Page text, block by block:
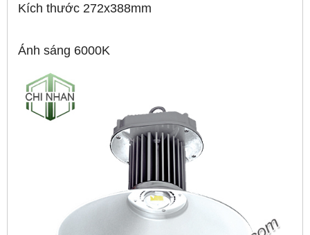
Kích thước 272x388mm
Ánh sáng 6000K